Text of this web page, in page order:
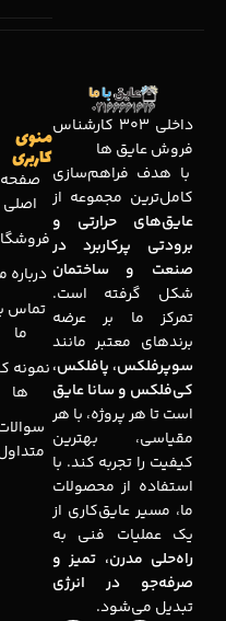
داخلی 303 کارشناس
فروش عایق ها
با هدف فراهم‌سازی
کامل‌ترین مجموعه‌ از
عایق‌های حرارتی و
برودتی پرکاربرد در
صنعت و ساختمان
شکل گرفته است.
تمرکز ما بر عرضه
برندهای معتبر مانند
سوپرفلکس، پافلکس،
کی‌فلکس و سانا عایق
است تا هر پروژه، با هر
مقیاسی، بهترین
کیفیت را تجربه کند. با
استفاده از محصولات
ما، مسیر عایق‌کاری از
یک عملیات فنی به
راه‌حلی مدرن، تمیز و
صرفه‌جو در انرژی
تبدیل می‌شود.
منوی
کاربری
صفحه
اصلی
درباره
تماس
ما
نمونه
ها